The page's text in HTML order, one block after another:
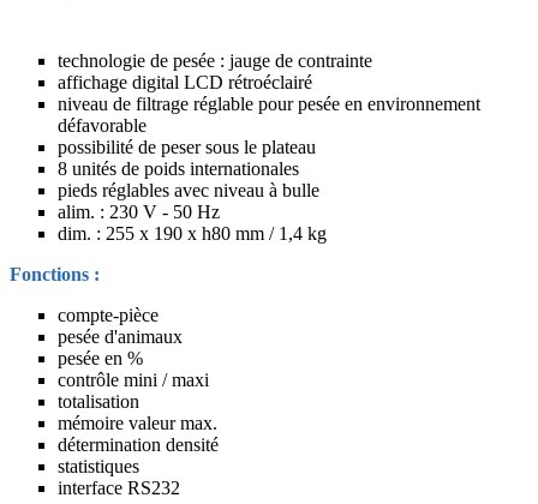
technologie de pesée : jauge de contrainte
affichage digital LCD rétroéclairé
niveau de filtrage réglable pour pesée en environnement
défavorable
possibilité de peser sous le plateau
8 unités de poids internationales
pieds réglables avec niveau à bulle
alim. : 230 V - 50 Hz
dim. : 255 x 190 x h80 mm / 1,4 kg
Fonctions :
compte-pièce
pesée d'animaux
pesée en %
contrôle mini / maxi
totalisation
mémoire valeur max.
détermination densité
statistiques
interface RS232